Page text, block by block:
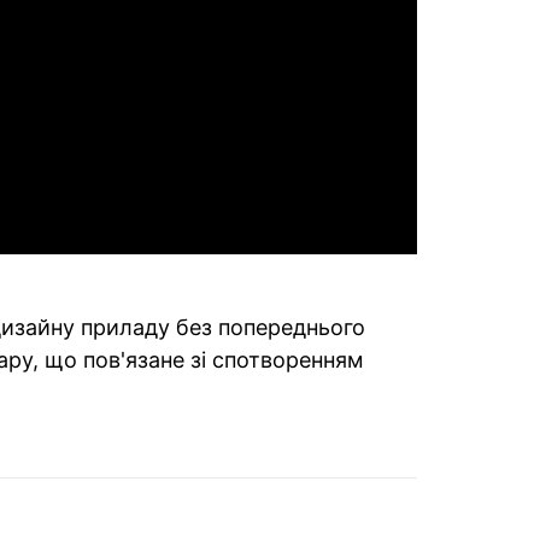
приладу без попереднього
що пов'язане зі спотворенням